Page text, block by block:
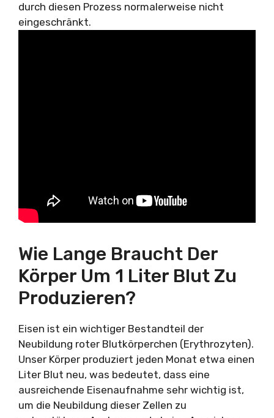
durch diesen Prozess normalerweise nicht
eingeschränkt.
Wie Lange Braucht Der
Körper Um 1 Liter Blut Zu
Produzieren?
Eisen ist ein wichtiger Bestandteil der
Neubildung roter Blutkörperchen (Erythrozyten).
Unser Körper produziert jeden Monat etwa einen
Liter Blut neu, was bedeutet, dass eine
ausreichende Eisenaufnahme sehr wichtig ist,
um die Neubildung dieser Zellen zu